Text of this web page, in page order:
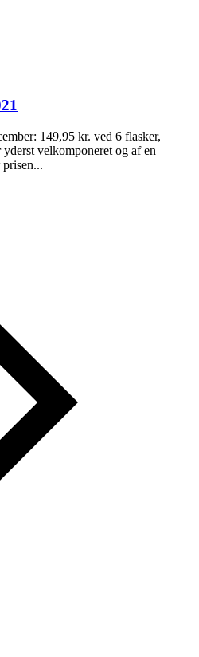
149,95 kr. ved 6 flasker,
velkomponeret og af en